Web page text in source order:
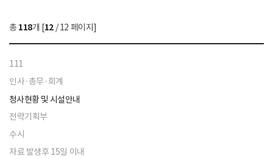
선
택
총 118개 [12 / 12 페이지]
111
인사·총무·회계
청사현황 및 시설안내
전략기획부
수시
자료 발생후 15일 이내